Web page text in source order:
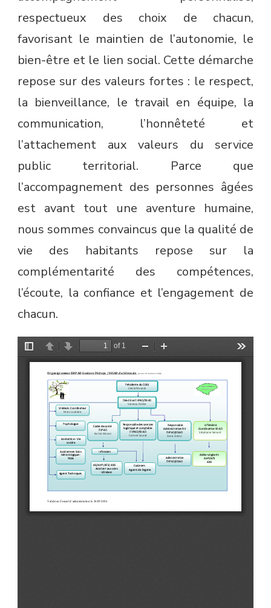
respectueux des choix de chacun,
favorisant le maintien de l’autonomie, le
bien-être et le lien social. Cette démarche
repose sur des valeurs fortes : le respect,
la bienveillance, le travail en équipe, la
communication, l’honnêteté et
l’attachement aux valeurs du service
public territorial. Parce que
l’accompagnement des personnes âgées
est avant tout une aventure humaine,
nous sommes convaincus que la qualité de
vie des habitants repose sur la
complémentarité des compétences,
l’écoute, la confiance et l’engagement de
chacun.